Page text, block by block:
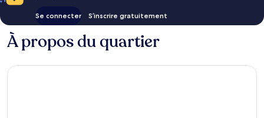
Se connecter S’inscrire gratuitement
À propos du quartier